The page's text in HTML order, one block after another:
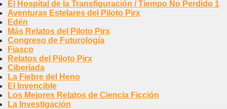
El Hospital de la Transfiguración / Tiempo No Perdido 1
Aventuras Estelares del Piloto Pirx
Edén
Más Relatos del Piloto Pirx
Congreso de Futurología
Fiasco
Relatos del Piloto Pirx
Ciberíada
La Fiebre del Heno
El Invencible
Los Mejores Relatos de Ciencia Ficción
La Investigación